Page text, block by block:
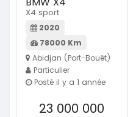
X4 sport
2020
78000 Km
Abidjan (Port-Bouët)
Particulier
Posté il y a 1 année
23 000 000